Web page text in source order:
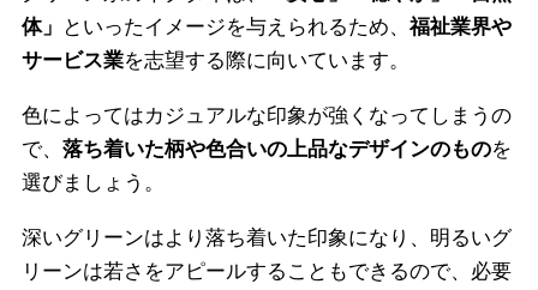
体」
といったイメージを与えられるため、福祉業界や
サービス業を志望する際に向いています。
色によってはカジュアルな印象が強くなってしまうの
で、 落ち着いた柄や色合いの上品なデザインのものを
選びましょう。
深いグリーンはより落ち着いた印象になり、明るいグ
リーンは若さをアピールすることもできるので、必要